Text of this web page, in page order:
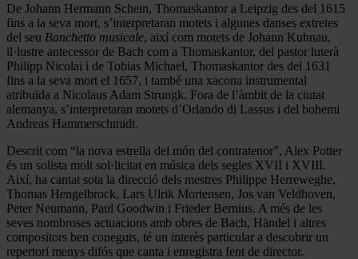
De Johann Hermann Schein, Thomaskantor a Leipzig des del 1615
fins a la seva mort, s’interpretaran motets i algunes danses extretes
del seu Banchetto musicale, així com motets de Johann Kuhnau,
il·lustre antecessor de Bach com a Thomaskantor, del pastor luterà
Philipp Nicolai i de Tobias Michael, Thomaskantor des del 1631
fins a la seva mort el 1657, i també una xacona instrumental
atribuïda a Nicolaus Adam Strungk. Fora de l’àmbit de la ciutat
alemanya, s’interpretaran motets d’Orlando di Lassus i del bohemi
Andreas Hammerschmidt.
Descrit com “la nova estrella del món del contratenor”, Alex Potter
és un solista molt sol·licitat en música dels segles XVII i XVIII.
Així, ha cantat sota la direcció dels mestres Philippe Herreweghe,
Thomas Hengelbrock, Lars Ulrik Mortensen, Jos van Veldhoven,
Peter Neumann, Paul Goodwin i Frieder Bernius. A més de les
seves nombroses actuacions amb obres de Bach, Händel i altres
compositors ben coneguts, té un interès particular a descobrir un
repertori menys difós que canta i enregistra fent de director.